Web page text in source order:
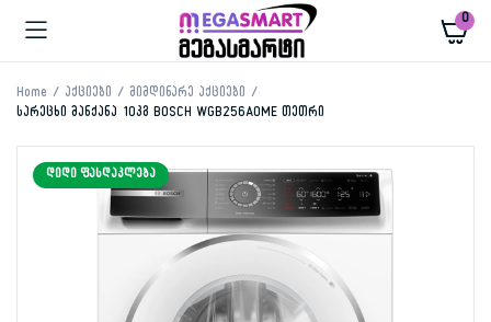
0
Home აქციები
მიმდინარე აქციები
სარეცხი მანქანა 10კგ BOSCH WGB256A0ME თეთრი
ᲓᲘᲓᲘ ᲤᲐᲡᲓᲐᲙᲚᲔᲑᲐ